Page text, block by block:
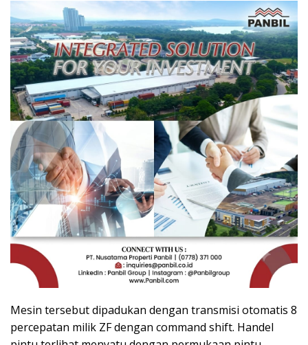
Mesin tersebut dipadukan dengan transmisi otomatis 8
percepatan milik ZF dengan command shift. Handel